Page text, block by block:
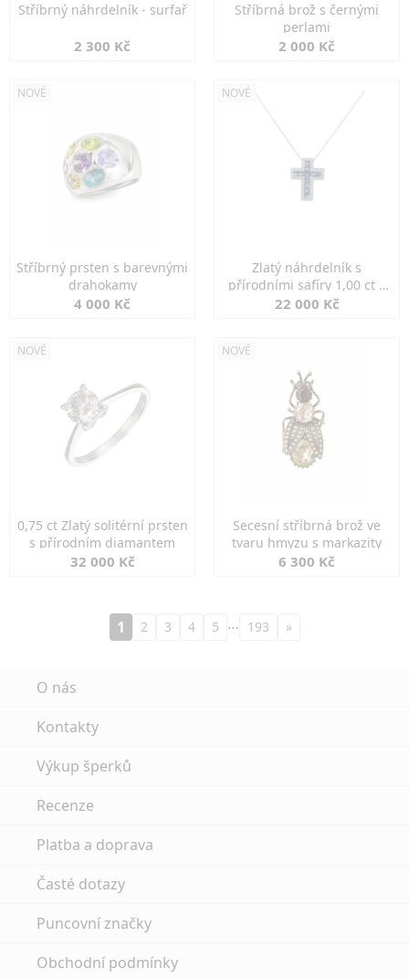
Stříbrný náhrdelník - surfař
2 300 Kč
Stříbrná brož s černými
perlami
2 000 Kč
NOVÉ
Stříbrný prsten s barevnými
drahokamy
4 000 Kč
NOVÉ
Zlatý náhrdelník s
přírodními safíry 1,00 ct a
diamanty
22 000 Kč
NOVÉ
0,75 ct Zlatý solitérní prsten
s přírodním diamantem
32 000 Kč
NOVÉ
Secesní stříbrná brož ve
tvaru hmyzu s markazity
6 300 Kč
1 2 3 4 5 … 193 »
O nás
Kontakty
Výkup šperků
Recenze
Platba a doprava
Časté dotazy
Puncovní značky
Obchodní podmínky